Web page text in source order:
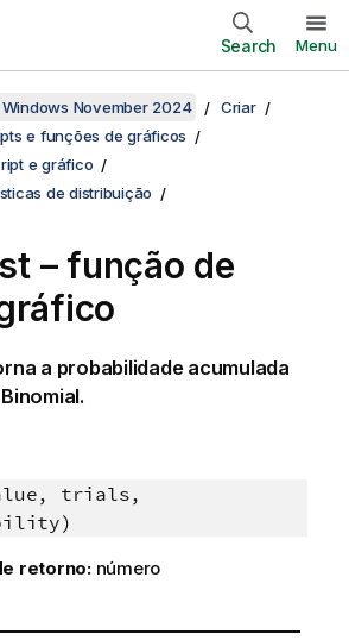
Search Menu
November 2024
Criar
e funções de gráficos
e gráfico
de distribuição
– função de
a probabilidade acumulada
trials,
retorno: número